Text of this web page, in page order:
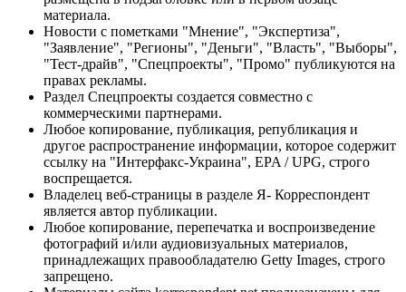
материала.
Новости с пометками "Мнение", "Экспертиза",
"Заявление", "Регионы", "Деньги", "Власть", "Выборы",
"Тест-драйв", "Спецпроекты", "Промо" публикуются на
правах рекламы.
Раздел Спецпроекты создается совместно с
коммерческими партнерами.
Любое копирование, публикация, републикация и
другое распространение информации, которое содержит
ссылку на "Интерфакс-Украина", EPA / UPG, строго
воспрещается.
Владелец веб-страницы в разделе Я- Корреспондент
является автор публикации.
Любое копирование, перепечатка и воспроизведение
фотографий и/или аудиовизуальных материалов,
принадлежащих правообладателю Getty Images, строго
запрещено.